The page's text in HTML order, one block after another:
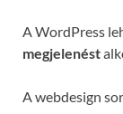
A WordPress
megjelenést
A webdesign